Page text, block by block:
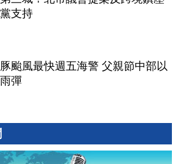
支持
颱風最快週五海警 父親節中部以
彈